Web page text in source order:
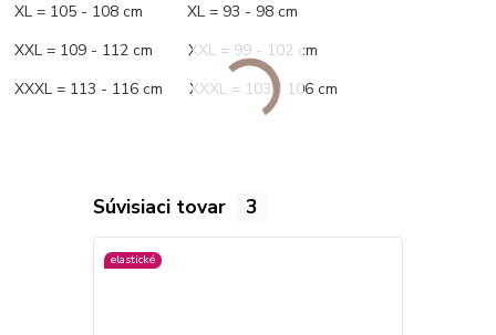
XL = 105 - 108 cm XL = 93 - 98 cm
XXL = 109 - 112 cm XXL = 99 - 102 cm
XXXL = 113 - 116 cm XXXL = 103 - 106 cm
Súvisiaci tovar 3
elastické